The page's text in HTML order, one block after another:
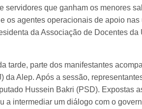
servidores que ganham os menores
os agentes operacionais de apoio
da Associação de Docentes
tarde, parte dos manifestantes
da Alep. Após a sessão,
Hussein Bakri (PSD). Expostas
a intermediar um diálogo com o